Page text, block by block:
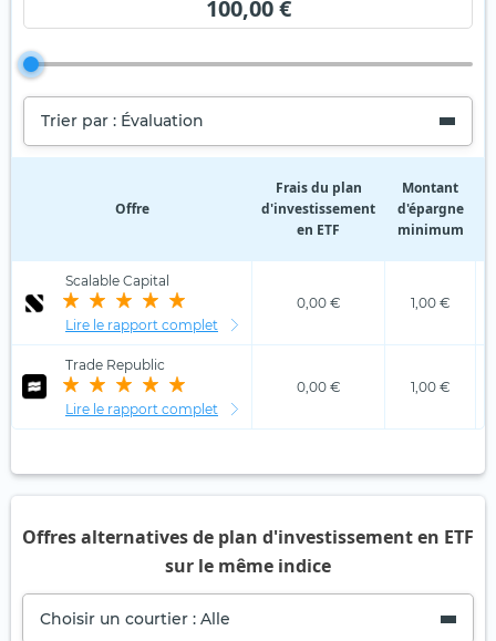
100,00 €
Trier par : Évaluation
Offre
Frais du plan
d'investissement
en ETF
Montant
d'épargne
minimum
Scalable Capital
Lire le rapport complet
0,00 € 1,00 €
Trade Republic
Lire le rapport complet
0,00 € 1,00 €
Offres alternatives de plan d'investissement en ETF
sur le même indice
Choisir un courtier : Alle